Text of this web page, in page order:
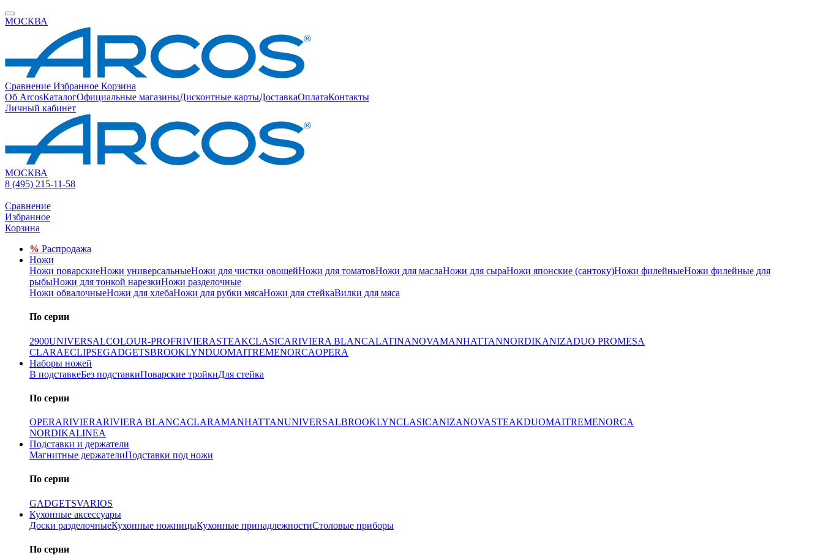
МОСКВА
Сравнение Избранное Корзина
Об ArcosКаталогОфициальные магазиныДисконтные картыДоставкаОплатаКонтакты
Личный кабинет
МОСКВА
8 (495) 215-11-58
Сравнение
Избранное
Корзина
% Распродажа
Ножи
Ножи поварскиеНожи универсальныеНожи для чистки овощейНожи для томатовНожи для маслаНожи для сыраНожи японские (сантоку)Ножи филейныеНожи филейные для
рыбыНожи для тонкой нарезкиНожи разделочные
Ножи обвалочныеНожи для хлебаНожи для рубки мясаНожи для стейкаВилки для мяса
По серии
2900UNIVERSALCOLOUR-PROFRIVIERASTEAKCLASICARIVIERA BLANCALATINANOVAMANHATTANNORDIKANIZADUO PROMESA
CLARAECLIPSEGADGETSBROOKLYNDUOMAITREMENORCAOPERA
Наборы ножей
В подставкеБез подставкиПоварские тройкиДля стейка
По серии
OPERARIVIERARIVIERA BLANCACLARAMANHATTANUNIVERSALBROOKLYNCLASICANIZANOVASTEAKDUOMAITREMENORCA
NORDIKALINEA
Подставки и держатели
Магнитные держателиПодставки под ножи
По серии
GADGETSVARIOS
Кухонные аксессуары
Доски разделочныеКухонные ножницыКухонные принадлежностиСтоловые приборы
По серии